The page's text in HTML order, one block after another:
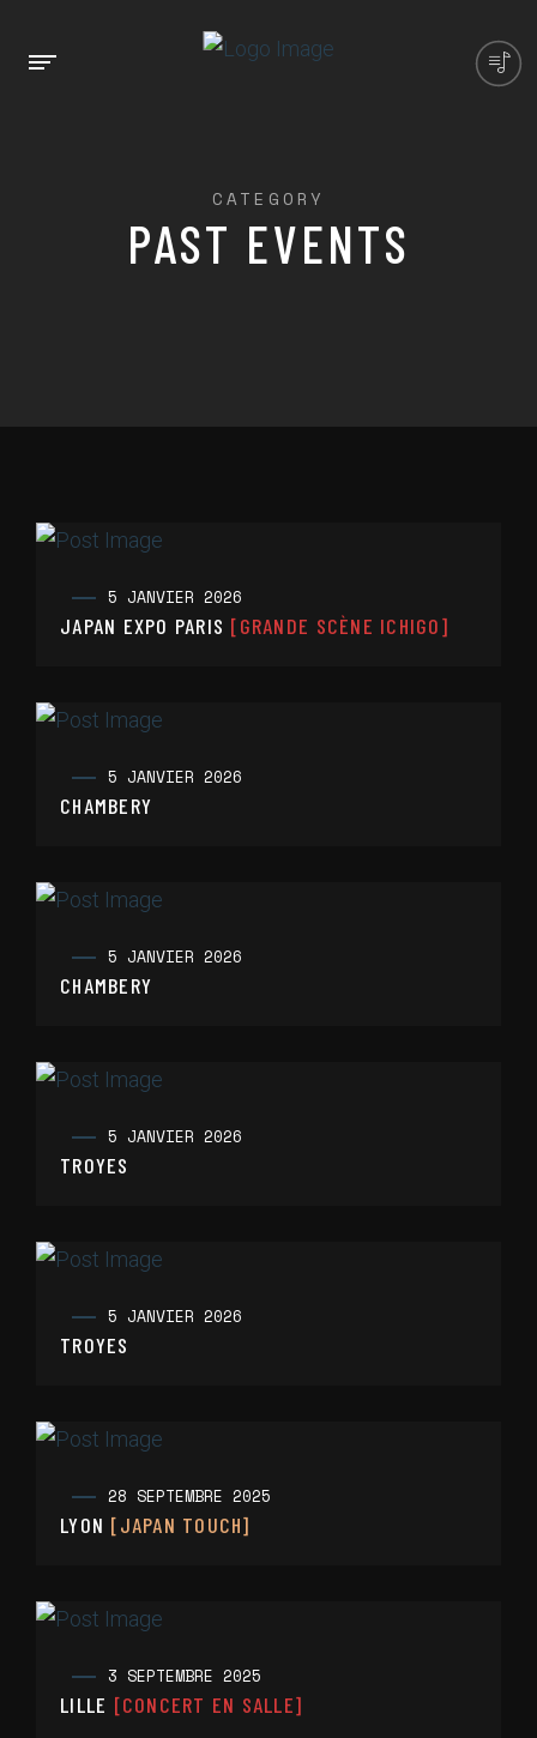
CATEGORY
PAST EVENTS
5 JANVIER 2026
JAPAN EXPO PARIS [GRANDE SCÈNE ICHIGO]
5 JANVIER 2026
CHAMBERY
5 JANVIER 2026
CHAMBERY
5 JANVIER 2026
TROYES
5 JANVIER 2026
TROYES
28 SEPTEMBRE 2025
LYON [JAPAN TOUCH]
3 SEPTEMBRE 2025
LILLE [CONCERT EN SALLE]